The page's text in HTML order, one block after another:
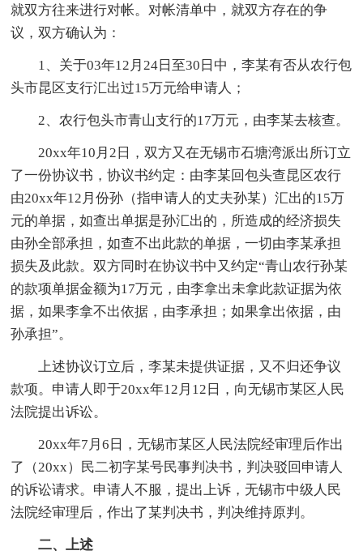
就双方往来进行对帐。对帐清单中，就双方存在的争
议，双方确认为：
1、关于03年12月24日至30日中，李某有否从农行包
头市昆区支行汇出过15万元给申请人；
2、农行包头市青山支行的17万元，由李某去核查。
20xx年10月2日，双方又在无锡市石塘湾派出所订立
了一份协议书，协议书约定：由李某回包头查昆区农行
由20xx年12月份孙（指申请人的丈夫孙某）汇出的15万
元的单据，如查出单据是孙汇出的，所造成的经济损失
由孙全部承担，如查不出此款的单据，一切由李某承担
损失及此款。双方同时在协议书中又约定“青山农行孙某
的款项单据金额为17万元，由李拿出未拿此款证据为依
据，如果李拿不出依据，由李承担；如果拿出依据，由
孙承担”。
上述协议订立后，李某未提供证据，又不归还争议
款项。申请人即于20xx年12月12日，向无锡市某区人民
法院提出诉讼。
20xx年7月6日，无锡市某区人民法院经审理后作出
了（20xx）民二初字某号民事判决书，判决驳回申请人
的诉讼请求。申请人不服，提出上诉，无锡市中级人民
法院经审理后，作出了某判决书，判决维持原判。
二、上述